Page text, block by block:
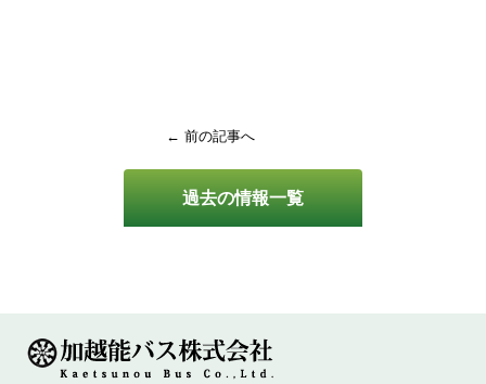
過去の情報一覧
← 前の記事へ